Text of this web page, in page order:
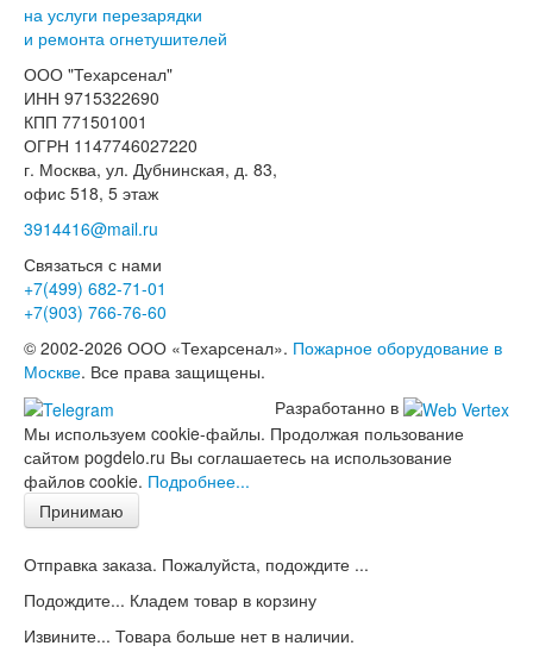
на услуги перезарядки
и ремонта огнетушителей
ООО "Техарсенал"
ИНН 9715322690
КПП 771501001
ОГРН 1147746027220
г. Москва, ул. Дубнинская, д. 83,
офис 518, 5 этаж
3914416@mail.ru
Связаться с нами
+7(499) 682-71-01
+7(903) 766-76-60
© 2002-2026 ООО «Техарсенал». Пожарное оборудование в
Москве. Все права защищены.
Разработанно в
Мы используем cookie-файлы. Продолжая пользование
сайтом pogdelo.ru Вы соглашаетесь на использование
файлов cookie. Подробнее...
Принимаю
Отправка заказа. Пожалуйста, подождите ...
Подождите... Кладем товар в корзину
Извините... Товара больше нет в наличии.